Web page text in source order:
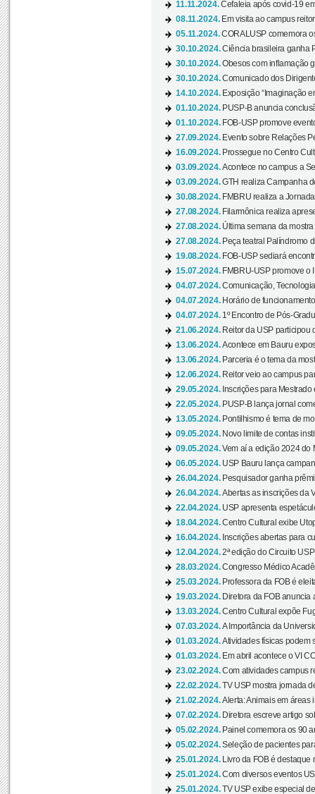
11.11.2024.Cefaleia após covid-19
08.11.2024. Em visita ao campus
05.11.2024.CORALUSP comemora
30.10.2024.Ciência brasileira ganha
30.10.2024.Obesos com inflamação
30.10.2024.Comunicado dos
14.10.2024. Exposição “Imaginação
01.10.2024. PUSP-B anuncia
01.10.2024. FOB-USP promove
27.09.2024. Evento sobre Relações
16.09.2024. Prossegue no Centro
03.09.2024.Acontece no campus a
03.09.2024.GTH realiza Campanha
30.08.2024. FMBRU realiza a
27.08.2024. Filarmônica realiza
27.08.2024. Última semana da
27.08.2024. Peça teatral Palíndromo
19.08.2024. FOB-USP sediará
15.07.2024. FMBRU-USP promove o
04.07.2024.Comunicação,
04.07.2024. Horário de
04.07.2024. 1º Encontro de Pós-
21.06.2024. Reitor da USP participou
13.06.2024.Acontece em Bauru
13.06.2024. Parceria é o tema da
12.06.2024. Reitor veio ao campus
29.05.2024. Inscrições para
22.05.2024. PUSP-B lança jornal
13.05.2024. Pontilhismo é tema de
09.05.2024. Novo limite de contas
09.05.2024.Vem aí a edição 2024 do
06.05.2024. USP Bauru lança
26.04.2024. Pesquisador ganha
26.04.2024.Abertas as inscrições da
22.04.2024. USP apresenta
18.04.2024.Centro Cultural exibe
16.04.2024. Inscrições abertas para
12.04.2024.2ª edição do Circuito
28.03.2024.Congresso Médico
25.03.2024. Professora da FOB é
19.03.2024. Diretora da FOB anuncia
13.03.2024.Centro Cultural expõe
07.03.2024.A Importância da
01.03.2024.Atividades físicas podem
01.03.2024. Em abril acontece o VI
23.02.2024.Com atividades campus
22.02.2024.TV USP mostra jornada
21.02.2024.Alerta: Animais em áreas
07.02.2024. Diretora escreve artigo
05.02.2024. Painel comemora os 90
05.02.2024.Seleção de pacientes
25.01.2024.
Livro da FOB é destaque
25.01.2024.Com diversos eventos
25.01.2024.TV USP exibe especial